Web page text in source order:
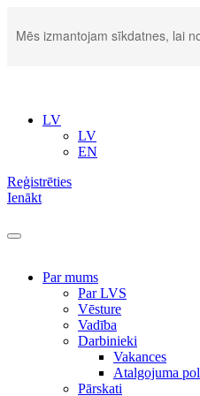
Mēs izmantojam sīkdatnes, lai
LV
LV
EN
Reģistrēties
Ienākt
Par mums
Par LVS
Vēsture
Vadība
Darbinieki
Vakances
Atalgojuma
Pārskati